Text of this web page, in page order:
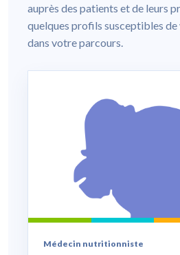
auprès des patients et de leurs
quelques profils susceptibles
dans votre parcours.
Médecin nutritionniste